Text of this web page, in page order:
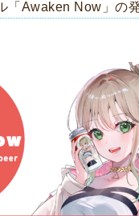
Awaken Now」の